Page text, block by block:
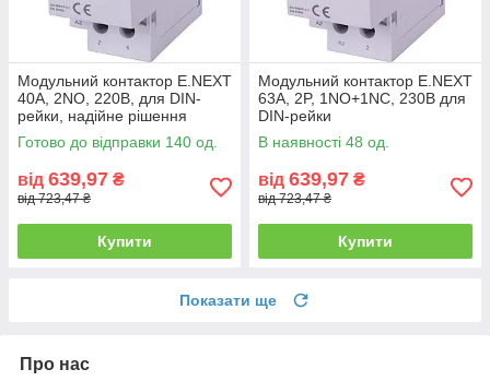
Модульний контактор E.NEXT
40А, 2NO, 220В, для DIN-
рейки, надійне рішення
Готово до відправки 140 од.
від 639,97 ₴
від 723,47 ₴
Купити
Модульний контактор E.NEXT
63А, 2P, 1NO+1NC, 230В для
DIN-рейки
В наявності 48 од.
від 639,97 ₴
від 723,47 ₴
Купити
Показати ще
Про нас